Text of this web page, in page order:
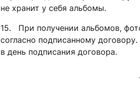
не хранит у себя альбомы.
15. При получении альбомов,
согласно подписанному
в день подписания договора.